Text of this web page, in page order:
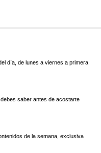
día, de lunes a viernes a primera
saber antes de acostarte
de la semana, exclusiva